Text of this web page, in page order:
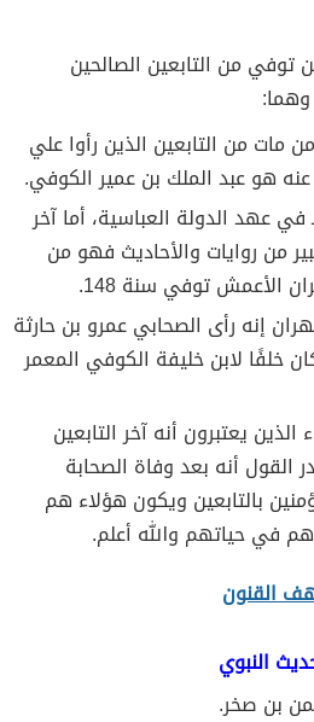
توفي من التابعين الصالحين
وهما:
مات من التابعين الذين رأوا علي
هو عبد الملك بن عمير الكوفي.
توفي سنة 136 هـ في عهد الدولة العباسية، أما آخر
من روايات والأحاديث فهو من
الأعمش توفي سنة 148.
إنه رأى الصحابي عمرو بن حارثة
خلفًا لابن خليفة الكوفي المعمر
يعتبرون أنه آخر التابعين
القول أنه بعد وفاة الصحابة
بالتابعين ويكون هؤلاء هم
في حياتهم والله أعلم.
القنون
النبوي
بن صخر.